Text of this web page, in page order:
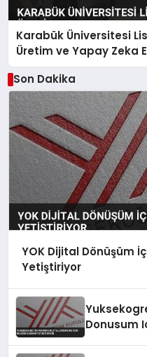
Karabük Üniversitesi
Üretim ve Yapay Zeka
Son Dakika
YOK Dijital Dönüşüm
Yetiştiriyor
Donusum